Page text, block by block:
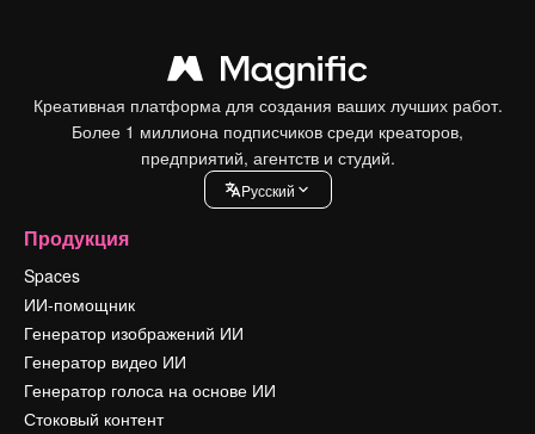
Креативная платформа для создания ваших лучших работ.
Более 1 миллиона подписчиков среди креаторов,
предприятий, агентств и студий.
Pусский
Продукция
Spaces
ИИ-помощник
Генератор изображений ИИ
Генератор видео ИИ
Генератор голоса на основе ИИ
Стоковый контент